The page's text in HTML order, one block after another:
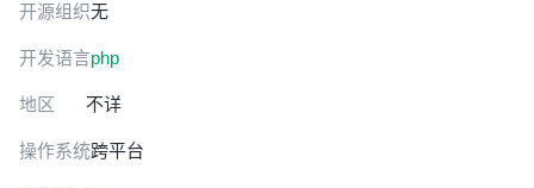
开源组织无
开发语言php
地区 不详
操作系统跨平台